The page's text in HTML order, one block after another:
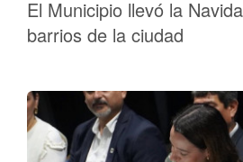
El Municipio llevó la
barrios de la ciudad